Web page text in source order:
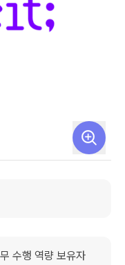
수행 역량 보유자